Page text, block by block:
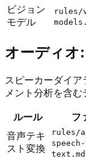
ビジョン
モデル
rules/
オーディオ
スピーカーダイ
メント分析を含む
ルール フ
音声テキ
スト変換
rules/
text.md